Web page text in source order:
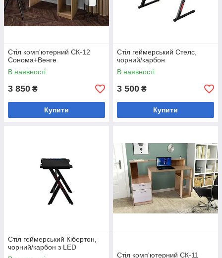
Стіл комп'ютерний СК-12
Сонома+Венге
В наявності
3 850 ₴
Купити
Стіл геймерський Стелс,
чорний/карбон
В наявності
3 500 ₴
Купити
Стіл геймерський Кібертон,
чорний/карбон з LED
Стіл комп'ютерний СК-11